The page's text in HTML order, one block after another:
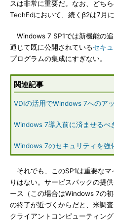
スは非常に重要だ。なお、どち
TechEdにおいて、続くβ2は7月
Windows 7 SP1では新機能の
通じて既に公開されているセキ
プログラムの集成にすぎない。
関連記事
VDIの活用でWindows 7へのア
Windows 7導入前に済ませるべ
Windows 7のセキュリティを強
それでも、このSP1は重要なマ
りはない。サービスパックの提
ース（この場合はWindows 7の
の終了が近づくからだと、米調
クライアントコンピューティン